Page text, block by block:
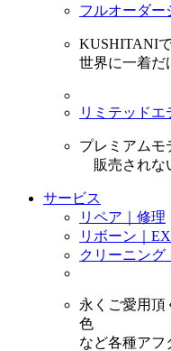
フルオーダー
KUSHITANI
世界に一着だ
リミテ
プレミアムモ
販売されな
サービス
リペア｜修理
リボーン｜
クリーニング
永くご愛用頂
色
など各種アフ